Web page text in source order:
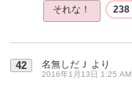
それな！ 238
42 名無しだＪ より
2016年1月13日 1:25 AM